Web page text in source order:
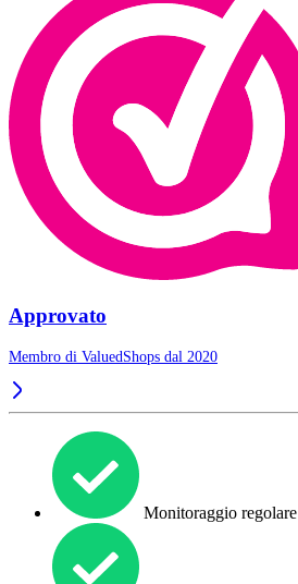
Approvato
Membro di ValuedShops dal 2020
Monitoraggio regolare